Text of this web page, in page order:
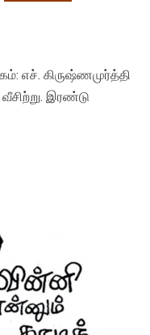
எச். கிருஷ்ணமுர்த்தி
வீசிற்று. இரண்டு